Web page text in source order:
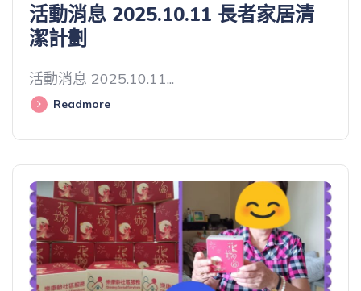
活動消息 2025.10.11 長者家居清
潔計劃
活動消息 2025.10.11...
Readmore